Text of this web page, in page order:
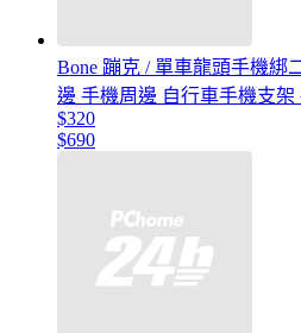
Bone 蹦克 / 單車龍頭手機綁
邊 手機周邊 自行車手機支架
$320
$690